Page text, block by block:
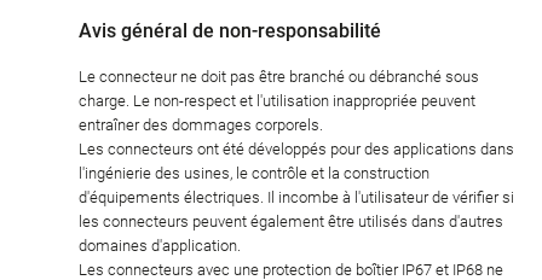
Avis général de non-responsabilité
Le connecteur ne doit pas être branché ou débranché sous
charge. Le non-respect et l'utilisation inappropriée peuvent
entraîner des dommages corporels.
Les connecteurs ont été développés pour des applications dans
l'ingénierie des usines, le contrôle et la construction
d'équipements électriques. Il incombe à l'utilisateur de vérifier si
les connecteurs peuvent également être utilisés dans d'autres
domaines d'application.
Les connecteurs avec une protection de boîtier IP67 et IP68 ne